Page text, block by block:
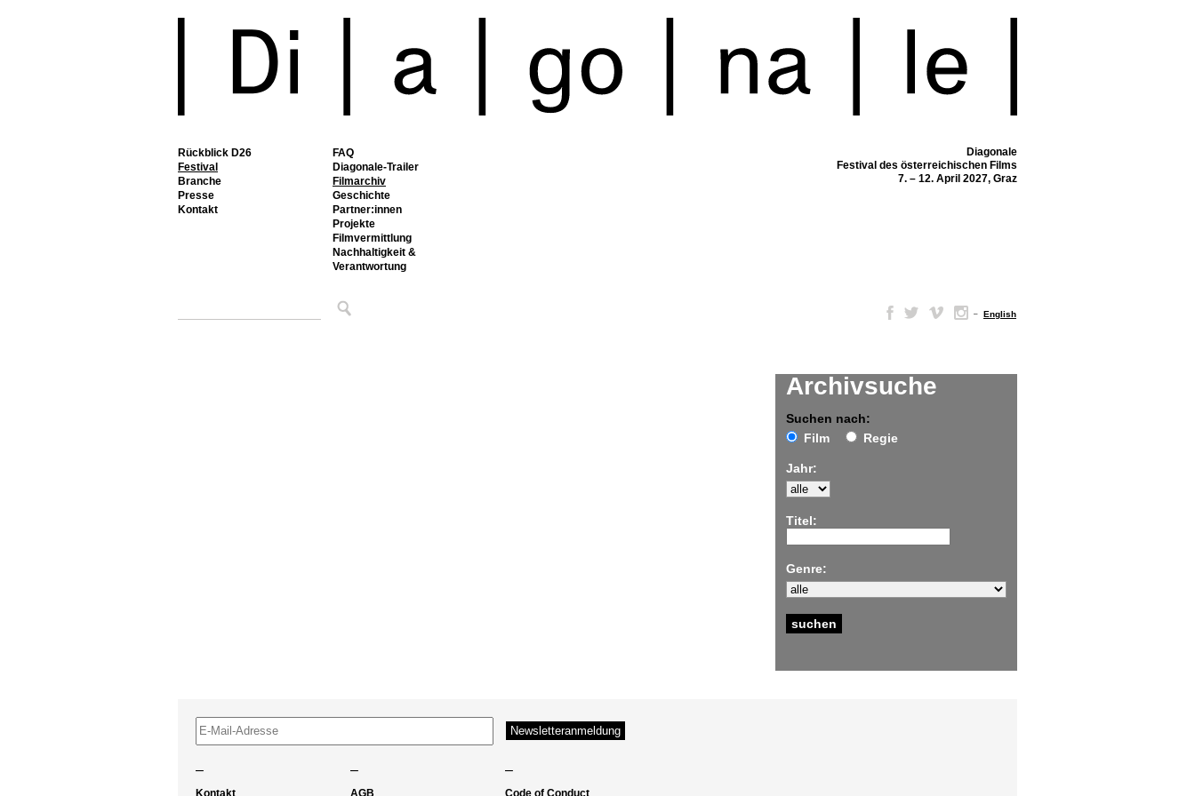
Rückblick D26
Festival
FAQ
Diagonale-Trailer
Filmarchiv
Geschichte
Partner:innen
Projekte
Filmvermittlung
Nachhaltigkeit &
Verantwortung
Branche
Presse
Kontakt
Diagonale
Festival des österreichischen Films
7. – 12. April 2027, Graz
– English
Archivsuche
Suchen nach:
Film
Regie
Jahr:
Titel:
Genre:
– – –
Kontakt AGB Code of Conduct